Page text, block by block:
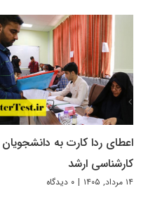
اعطای ردا کارت به دانشجویان
کارشناسی ارشد
۱۴ مرداد, ۱۴۰۵ | ۰ دیدگاه